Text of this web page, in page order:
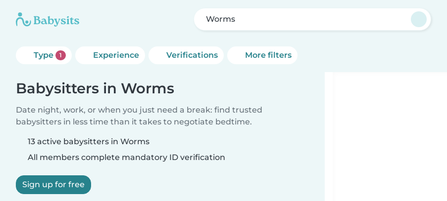
Worms
Type 1 Experience Verifications More filters
Babysitters in Worms
Date night, work, or when you just need a break: find trusted
babysitters in less time than it takes to negotiate bedtime.
13 active babysitters in Worms
All members complete mandatory ID verification
Sign up for free